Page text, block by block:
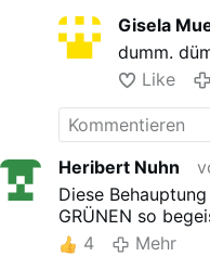
Gisela
dumm.
Like
Heribert Nuhn
Diese
GRÜNEN so
4
Mehr